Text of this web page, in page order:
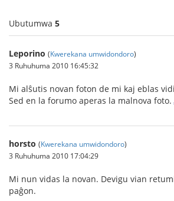
Ubutumwa 5
Leporino (Kwerekana umwidondoro)
3 Ruhuhuma 2010 16:45:32
Mi alŝutis novan foton de mi kaj eblas
Sed en la forumo aperas la malnova foto.
horsto (Kwerekana umwidondoro)
3 Ruhuhuma 2010 17:04:29
Mi nun vidas la novan. Devigu vian
paĝon.